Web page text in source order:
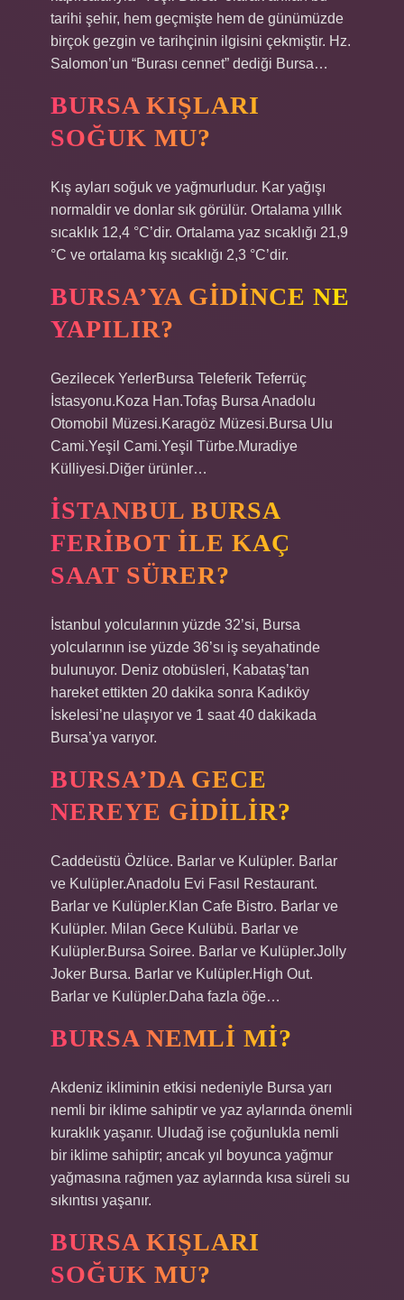
tarihi şehir, hem geçmişte hem de günümüzde
birçok gezgin ve tarihçinin ilgisini çekmiştir. Hz.
Salomon’un “Burası cennet” dediği Bursa…
BURSA KIŞLARI
SOĞUK MU?
Kış ayları soğuk ve yağmurludur. Kar yağışı
normaldir ve donlar sık ​​görülür. Ortalama yıllık
sıcaklık 12,4 °C’dir. Ortalama yaz sıcaklığı 21,9
°C ve ortalama kış sıcaklığı 2,3 °C’dir.
BURSA’YA GIDINCE NE
YAPILIR?
Gezilecek YerlerBursa Teleferik Teferrüç
İstasyonu.Koza Han.Tofaş Bursa Anadolu
Otomobil Müzesi.Karagöz Müzesi.Bursa Ulu
Cami.Yeşil Cami.Yeşil Türbe.Muradiye
Külliyesi.Diğer ürünler…
İSTANBUL BURSA
FERIBOT ILE KAÇ
SAAT SÜRER?
İstanbul yolcularının yüzde 32’si, Bursa
yolcularının ise yüzde 36’sı iş seyahatinde
bulunuyor. Deniz otobüsleri, Kabataş’tan
hareket ettikten 20 dakika sonra Kadıköy
İskelesi’ne ulaşıyor ve 1 saat 40 dakikada
Bursa’ya varıyor.
BURSA’DA GECE
NEREYE GIDILIR?
Caddeüstü Özlüce. Barlar ve Kulüpler. Barlar
ve Kulüpler.Anadolu Evi Fasıl Restaurant.
Barlar ve Kulüpler.Klan Cafe Bistro. Barlar ve
Kulüpler. Milan Gece Kulübü. Barlar ve
Kulüpler.Bursa Soiree. Barlar ve Kulüpler.Jolly
Joker Bursa. Barlar ve Kulüpler.High Out.
Barlar ve Kulüpler.Daha fazla öğe…
BURSA NEMLI MI?
Akdeniz ikliminin etkisi nedeniyle Bursa yarı
nemli bir iklime sahiptir ve yaz aylarında önemli
kuraklık yaşanır. Uludağ ise çoğunlukla nemli
bir iklime sahiptir; ancak yıl boyunca yağmur
yağmasına rağmen yaz aylarında kısa süreli su
sıkıntısı yaşanır.
BURSA KIŞLARI
SOĞUK MU?